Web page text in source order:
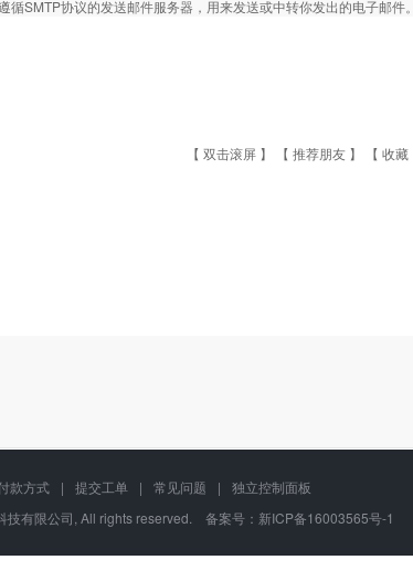
SMTP协议的发送邮件服务器，用来发送或中转你发出的电子邮件。
【 双击滚屏 】 【 推荐朋友 】 【 收藏
款方式 | 提交工单 | 常见问题 |
独立控制面板
有限公司, All rights reserved. 备案号： 新ICP备16003565号-1